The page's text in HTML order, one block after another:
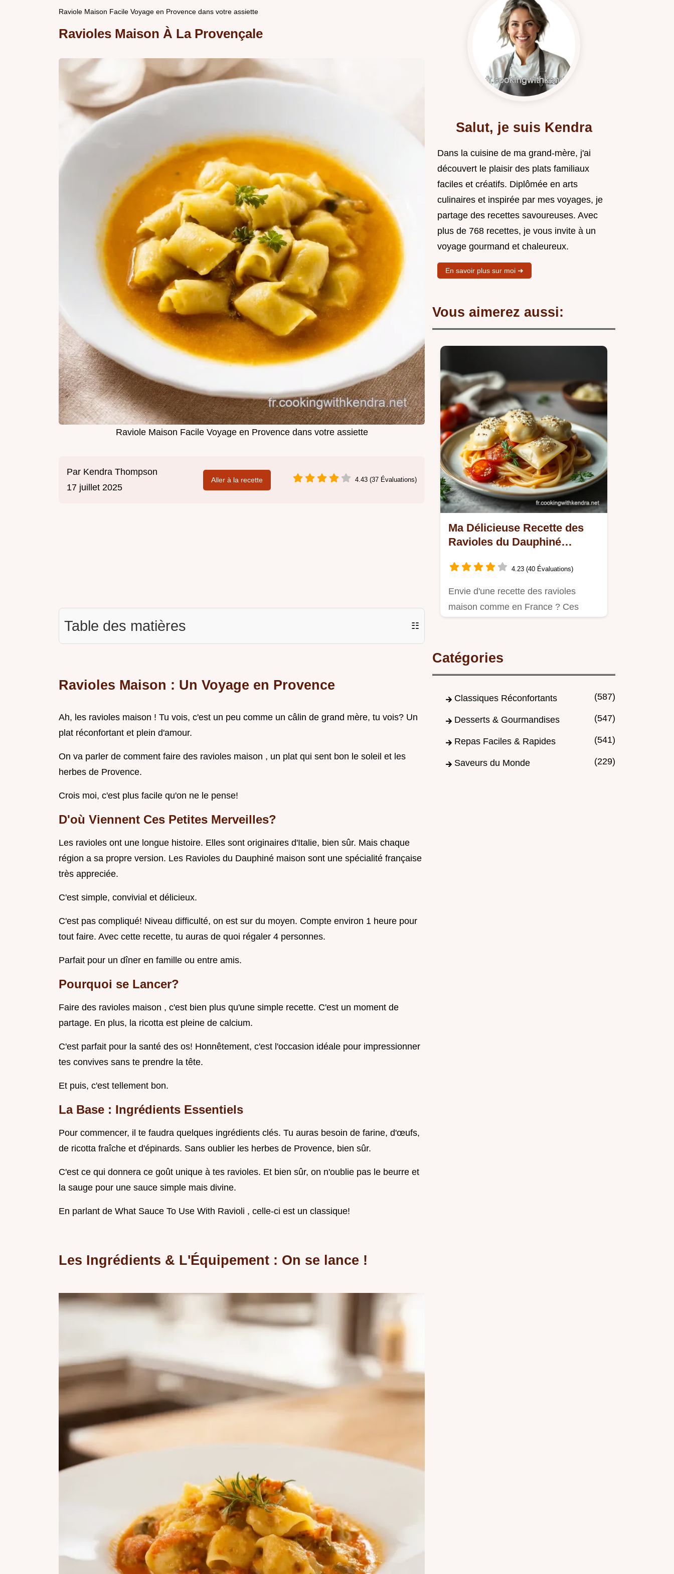
Raviole Maison Facile Voyage en Provence dans votre assiette
Ravioles Maison À La Provençale
Raviole Maison Facile Voyage en Provence dans votre assiette
Par Kendra Thompson
17 juillet 2025
Aller à la recette 4.43 (37 Évaluations)
Table des matières ☷
Ravioles Maison : Un Voyage en Provence
Ah, les ravioles maison ! Tu vois, c'est un peu comme un câlin de grand mère, tu vois? Un
plat réconfortant et plein d'amour.
On va parler de comment faire des ravioles maison , un plat qui sent bon le soleil et les
herbes de Provence.
Crois moi, c'est plus facile qu'on ne le pense!
D'où Viennent Ces Petites Merveilles?
Les ravioles ont une longue histoire. Elles sont originaires d'Italie, bien sûr. Mais chaque
région a sa propre version. Les Ravioles du Dauphiné maison sont une spécialité française
très appreciée.
C'est simple, convivial et délicieux.
C'est pas compliqué! Niveau difficulté, on est sur du moyen. Compte environ 1 heure pour
tout faire. Avec cette recette, tu auras de quoi régaler 4 personnes.
Parfait pour un dîner en famille ou entre amis.
Pourquoi se Lancer?
Faire des ravioles maison , c'est bien plus qu'une simple recette. C'est un moment de
partage. En plus, la ricotta est pleine de calcium.
C'est parfait pour la santé des os! Honnêtement, c'est l'occasion idéale pour impressionner
tes convives sans te prendre la tête.
Et puis, c'est tellement bon.
La Base : Ingrédients Essentiels
Pour commencer, il te faudra quelques ingrédients clés. Tu auras besoin de farine, d'œufs,
de ricotta fraîche et d'épinards. Sans oublier les herbes de Provence, bien sûr.
C'est ce qui donnera ce goût unique à tes ravioles. Et bien sûr, on n'oublie pas le beurre et
la sauge pour une sauce simple mais divine.
En parlant de What Sauce To Use With Ravioli , celle-ci est un classique!
Les Ingrédients & L'Équipement : On se lance !
Salut, je suis Kendra
Dans la cuisine de ma grand-mère, j'ai
découvert le plaisir des plats familiaux
faciles et créatifs. Diplômée en arts
culinaires et inspirée par mes voyages, je
partage des recettes savoureuses. Avec
plus de 768 recettes, je vous invite à un
voyage gourmand et chaleureux.
En savoir plus sur moi ➜
Vous aimerez aussi:
Ma Délicieuse Recette des
Ravioles du Dauphiné
4.23 (40 Évaluations)
Envie d'une recette des ravioles
maison comme en France ? Ces
Catégories
Classiques Réconfortants (587)
Desserts & Gourmandises (547)
Repas Faciles & Rapides (541)
Saveurs du Monde (229)